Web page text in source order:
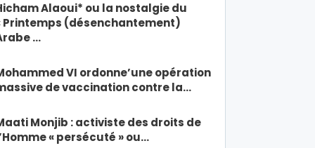
Alaoui* ou la nostalgie du
Printemps (désenchantement)
…
VI ordonne’une opération
de vaccination contre la…
Monjib : activiste des droits de
« persécuté » ou…